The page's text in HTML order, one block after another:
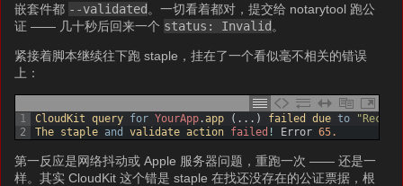
嵌套件都 --validated。一切看着都对，提交给 notarytool 跑公
证 —— 几十秒后回来一个 status: Invalid。
紧接着脚本继续往下跑 staple，挂在了一个看似毫不相关的错误
上：
1
2
CloudKit query for YourApp.app ( . . . ) failed due to
The staple and validate action failed ! Error 65.
第一反应是网络抖动或 Apple 服务器问题，重跑一次 —— 还是一
样。其实 CloudKit 这个错是 staple 在找还没存在的公证票据，根